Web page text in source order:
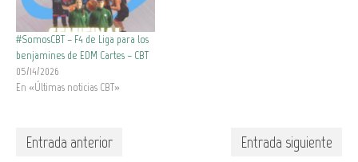
#SomosCBT – F4 de Liga para los
benjamines de EDM Cartes – CBT
05/14/2026
En «Últimas noticias CBT»
Entrada anterior Entrada siguiente